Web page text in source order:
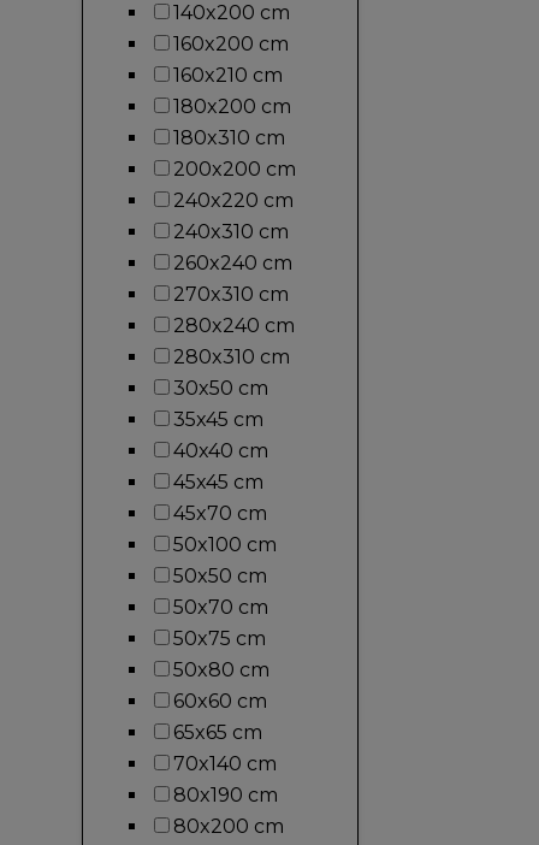
140x200 cm
160x200 cm
160x210 cm
180x200 cm
180x310 cm
200x200 cm
240x220 cm
240x310 cm
260x240 cm
270x310 cm
280x240 cm
280x310 cm
30x50 cm
35x45 cm
40x40 cm
45x45 cm
45x70 cm
50x100 cm
50x50 cm
50x70 cm
50x75 cm
50x80 cm
60x60 cm
65x65 cm
70x140 cm
80x190 cm
80x200 cm